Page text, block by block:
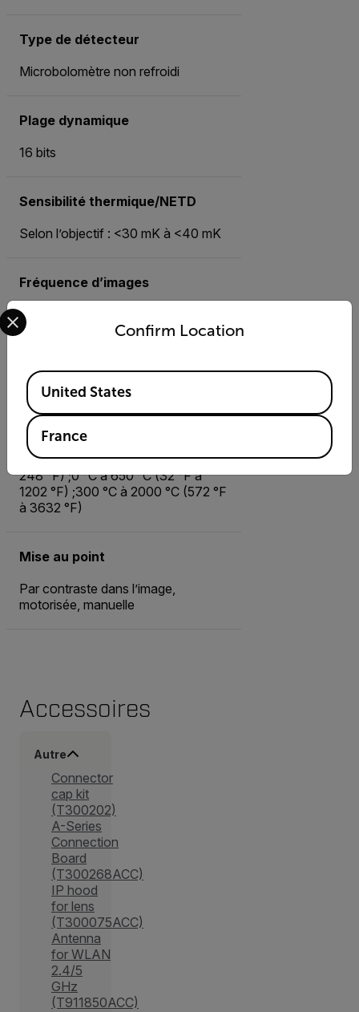
Type de détecteur
Microbolomètre non refroidi
Plage dynamique
16 bits
Sensibilité thermique/NETD
Selon l’objectif : <30 mK à <40 mK
Fréquence d’images
30 Hz
A400, A500 : -20 °C à 120 °C (-4
°F à 248 °F) ; 0 °C à 650 °C (32 °F
à 1 202 °F) ; 300 °C à 1 500 °C (572
°F à 2 732 °F)
A700 : -20 °C à 120 °C (-4 °F à
248 °F) ;0 °C à 650 °C (32 °F à
1202 °F) ;300 °C à 2000 °C (572 °F
à 3632 °F)
Mise au point
Par contraste dans l’image,
motorisée, manuelle
Accessoires
Autre
Connector
cap kit
(T300202)
A-Series
Connection
Board
(T300268ACC)
IP hood
for lens
(T300075ACC)
Antenna
for WLAN
2.4/5
GHz
(T911850ACC)
Confirm Location
Select your preferred country and language from the
Available Locations
United States
France